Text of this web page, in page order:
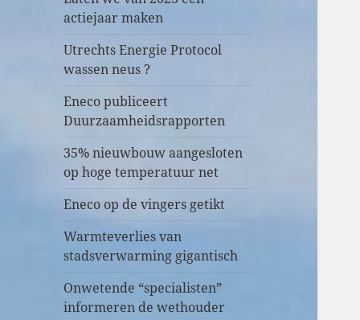
actiejaar maken
Utrechts Energie Protocol
wassen neus ?
Eneco publiceert
Duurzaamheidsrapporten
35% nieuwbouw aangesloten
op hoge temperatuur net
Eneco op de vingers getikt
Warmteverlies van
stadsverwarming gigantisch
Onwetende “specialisten”
informeren de wethouder